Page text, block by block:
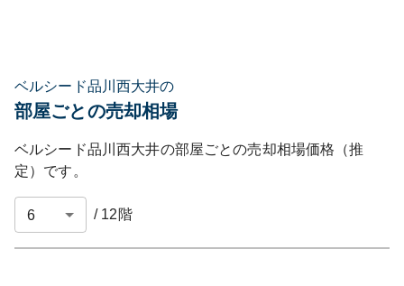
ベルシード品川西大井の
部屋ごとの売却相場
ベルシード品川西大井の部屋ごとの売却相場価格（推
定）です。
/ 12 階